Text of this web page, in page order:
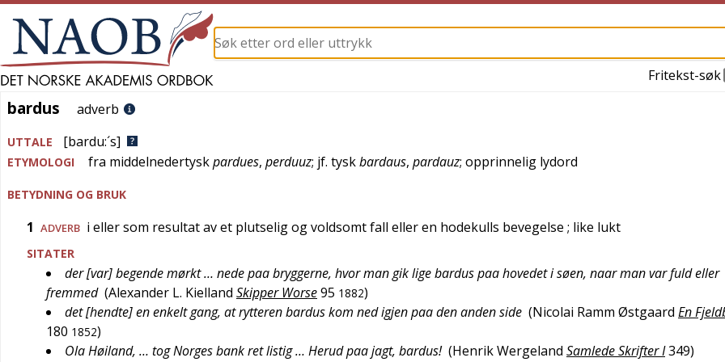
Fritekst-søk
bardus
bardus adverb
UTTALE [bardu:´s]
ETYMOLOGI fra middelnedertyskpardues, perduuz; jf. tyskbardaus, pardauz; opprinnelig lydord
BETYDNING OG BRUK
1 ADVERB i eller som resultat av et plutselig og voldsomt fall eller en hodekulls bevegelse ; like lukt
SITATER
der [var] begende mørkt … nede paa bryggerne, hvor man gik lige bardus paa hovedet i søen, naar man var fuld eller
fremmed (Alexander L. Kielland Skipper Worse95 1882)
det [hendte] en enkelt gang, at rytteren bardus kom ned igjen paa den anden side (Nicolai Ramm Østgaard En
180 1852)
Ola Høiland, … tog Norges bank ret listig … Herud paa jagt, bardus! (Henrik Wergeland Samlede Skrifter I349)